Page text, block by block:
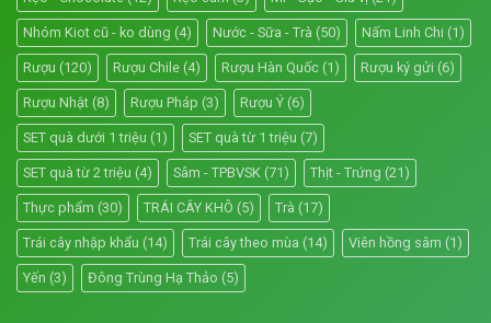
Nhóm Kiot cũ - ko dùng (4) Nước - Sữa - Trà (50) Nấm Linh Chi (1)
Rượu (120) Rượu Chile (4) Rượu Hàn Quốc (1) Rượu ký gửi (6)
Rượu Nhật (8) Rượu Pháp (3) Rượu Ý (6)
SET quà dưới 1 triệu (1) SET quà từ 1 triệu (7)
SET quà từ 2 triệu (4) Sâm - TPBVSK (71) Thịt - Trứng (21)
Thực phẩm (30) TRÁI CÂY KHÔ (5) Trà (17)
Trái cây nhập khẩu (14) Trái cây theo mùa (14) Viên hồng sâm (1)
Yến (3) Đông Trùng Hạ Thảo (5)